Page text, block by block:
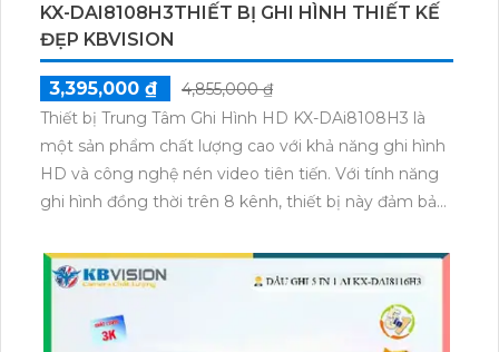
KX-DAI8108H3THIẾT BỊ GHI HÌNH THIẾT KẾ
ĐẸP KBVISION
3,395,000 ₫
4,855,000 ₫
Thiết bị Trung Tâm Ghi Hình HD KX-DAi8108H3 là
một sản phẩm chất lượng cao với khả năng ghi hình
HD và công nghệ nén video tiên tiến. Với tính năng
ghi hình đồng thời trên 8 kênh, thiết bị này đảm bảo
ở, công ty hay cửa hàng. Thiết bị cũng hỗ trợ xem lại
dữ liệu nhanh chóng và dễ dàng thông qua ứng
dụng di động. Với hiệu suất ổn định và tính năng linh
hoạt, KX-DAi8108H3 là lựa chọn hoàn hảo để bảo vệ